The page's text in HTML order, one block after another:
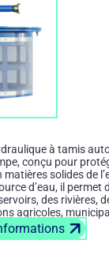
à tamis
conçu pour
matières solides de
d’eau, il permet
des rivières,
agricoles,